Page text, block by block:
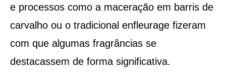
e processos como a maceração em barris de
carvalho ou o tradicional enfleurage fizeram
com que algumas fragrâncias se
destacassem de forma significativa.